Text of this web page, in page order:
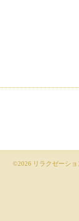
©2026 リラクゼーシ